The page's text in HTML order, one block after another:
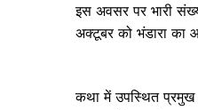
इस अवसर पर भारी
अक्टूबर को भंडारा का
कथा में उपस्थित प्रमुख